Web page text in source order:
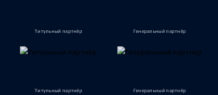
Титульный партнёр Генеральный партнёр
Титульный партнёр Генеральный партнёр